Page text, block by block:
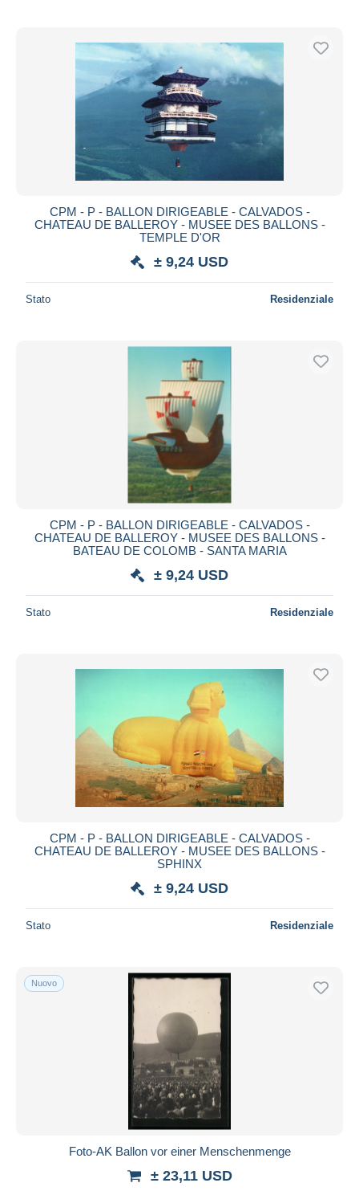
CPM - P - BALLON DIRIGEABLE - CALVADOS -
CHATEAU DE BALLEROY - MUSEE DES BALLONS -
TEMPLE D'OR
± 9,24 USD
Stato Residenziale
CPM - P - BALLON DIRIGEABLE - CALVADOS -
CHATEAU DE BALLEROY - MUSEE DES BALLONS -
BATEAU DE COLOMB - SANTA MARIA
± 9,24 USD
Stato Residenziale
CPM - P - BALLON DIRIGEABLE - CALVADOS -
CHATEAU DE BALLEROY - MUSEE DES BALLONS -
SPHINX
± 9,24 USD
Stato Residenziale
Nuovo
Foto-AK Ballon vor einer Menschenmenge
± 23,11 USD